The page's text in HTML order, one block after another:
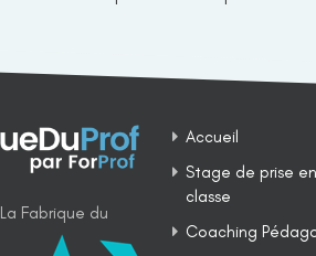
La Fabrique du
Accueil
Stage de prise
classe
Coaching